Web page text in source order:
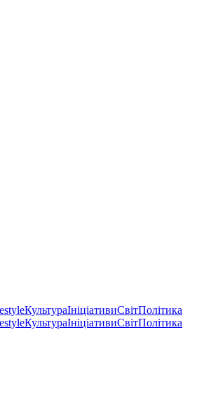
КультураІніціативиСвітПолітика
КультураІніціативиСвітПолітика